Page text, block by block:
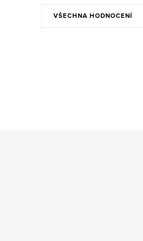
VŠECHNA HODNOCENÍ